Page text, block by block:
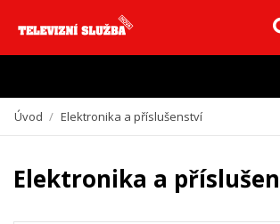
Vzhledem k aktuální situaci se může dodání dílů,
zpozdit. Děkujeme za
Úvod / Elektronika a příslušenství
Elektronika a